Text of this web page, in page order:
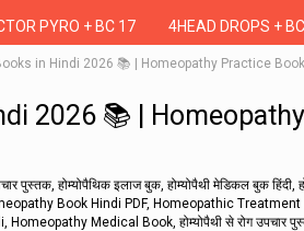
PYRO + BC 17 4HEAD DROPS +
in Hindi 2026 📚 | Homeopathy Practice Book
2026 📚 |
पुस्तक, होम्योपैथिक इलाज बुक, होम्योपैथी मेडिकल बुक हिंदी,
Book Hindi PDF, Homeopathic
Medical Book, होम्योपैथी से रोग उपचार पुस्तक,